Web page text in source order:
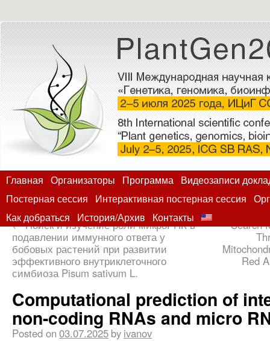
Главная Организаторы Программа
Видеозаписи
Постерная сессия
Интерактивная постерная сессия
Как добраться
История/Архив Контакты
←Поиск и изучение роли микроРНК в
подавлении иммунного ответа у
бобовых растений при развитии
эффективного внутриклеточного
симбиоза Pisum sativum L.
Search
Red
Computational prediction of
non-coding RNAs and micro
Posted on 03.07.2025 by ivanov